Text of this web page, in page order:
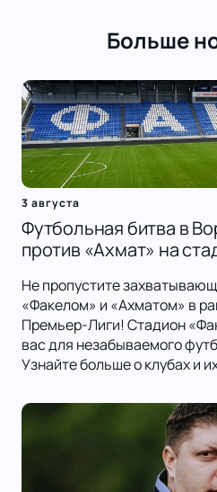
Больше
3 августа
Футбольная битва в
против «Ахмат» на
Не пропустите
«Факелом» и «Ахматом» в
Премьер-Лиги! Стадион
вас для незабываемого
Узнайте больше о клубах и